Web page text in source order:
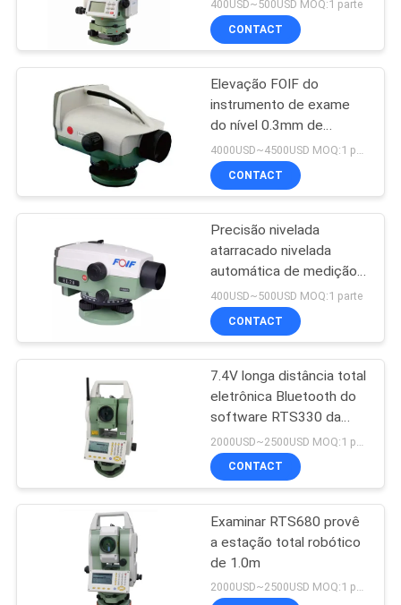
PRIVACY
POLICY
Prisma Polo Bipod
11
polo telescópico da
fibra do carbono
Pessoal de
nivelamento
telescópico
400USD~500USD MOQ:1 parte
CONTACT
Elevação FOIF do
instrumento de exame
do nível 0.3mm de
Digitas
CONTACT
Precisão nivelada
atarracado nivelada
automática de medição
1.5mm da máquina 28X
400USD~500USD MOQ:1 parte
CONTACT
7.4V longa distância total
eletrônica Bluetooth do
software RTS330 da
estação 2mm
CONTACT
Examinar RTS680 provê
a estação total robótico
de 1.0m
2000USD~2500USD MOQ:1 parte